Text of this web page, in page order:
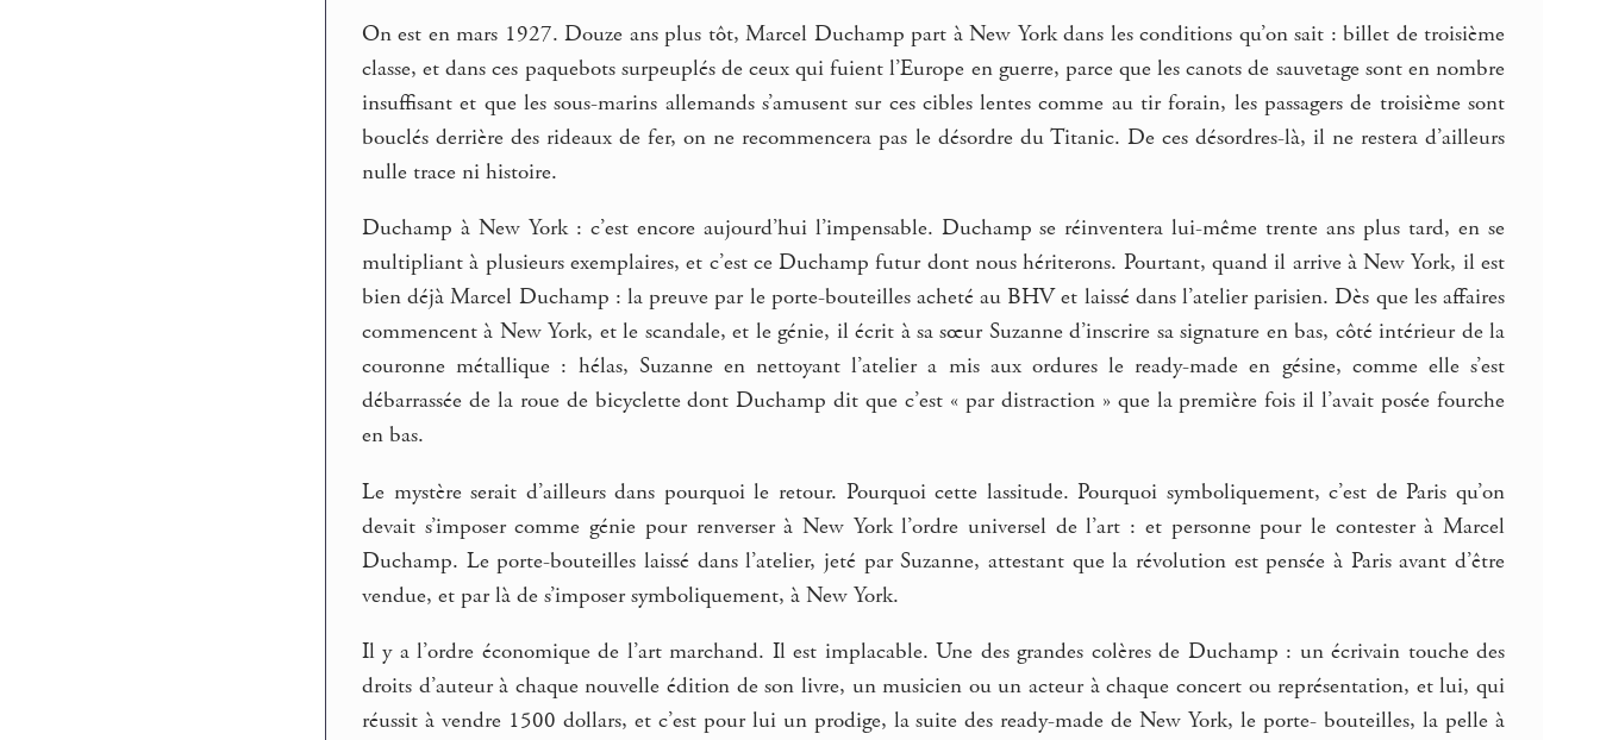
On est en mars 1927. Douze ans plus tôt, Marcel Duchamp part à New York dans les conditions qu’on sait : billet de troisième
classe, et dans ces paquebots surpeuplés de ceux qui fuient l’Europe en guerre, parce que les canots de sauvetage sont en nombre
insuffisant et que les sous-marins allemands s’amusent sur ces cibles lentes comme au tir forain, les passagers de troisième sont
bouclés derrière des rideaux de fer, on ne recommencera pas le désordre du Titanic. De ces désordres-là, il ne restera d’ailleurs
nulle trace ni histoire.
Duchamp à New York : c’est encore aujourd’hui l’impensable. Duchamp se réinventera lui-même trente ans plus tard, en se
multipliant à plusieurs exemplaires, et c’est ce Duchamp futur dont nous hériterons. Pourtant, quand il arrive à New York, il est
bien déjà Marcel Duchamp : la preuve par le porte-bouteilles acheté au BHV et laissé dans l’atelier parisien. Dès que les affaires
commencent à New York, et le scandale, et le génie, il écrit à sa sœur Suzanne d’inscrire sa signature en bas, côté intérieur de la
couronne métallique : hélas, Suzanne en nettoyant l’atelier a mis aux ordures le ready-made en gésine, comme elle s’est
débarrassée de la roue de bicyclette dont Duchamp dit que c’est « par distraction » que la première fois il l’avait posée fourche
en bas.
Le mystère serait d’ailleurs dans pourquoi le retour. Pourquoi cette lassitude. Pourquoi symboliquement, c’est de Paris qu’on
devait s’imposer comme génie pour renverser à New York l’ordre universel de l’art : et personne pour le contester à Marcel
Duchamp. Le porte-bouteilles laissé dans l’atelier, jeté par Suzanne, attestant que la révolution est pensée à Paris avant d’être
vendue, et par là de s’imposer symboliquement, à New York.
Il y a l’ordre économique de l’art marchand. Il est implacable. Une des grandes colères de Duchamp : un écrivain touche des
droits d’auteur à chaque nouvelle édition de son livre, un musicien ou un acteur à chaque concert ou représentation, et lui, qui
réussit à vendre 1500 dollars, et c’est pour lui un prodige, la suite des ready-made de New York, le porte- bouteilles, la pelle à